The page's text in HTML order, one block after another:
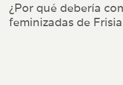
¿Por qué debería
feminizadas de